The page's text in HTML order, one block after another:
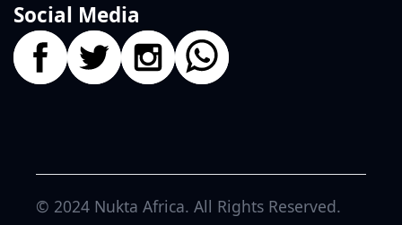
Social Media
© 2024 Nukta Africa. All Rights Reserved.